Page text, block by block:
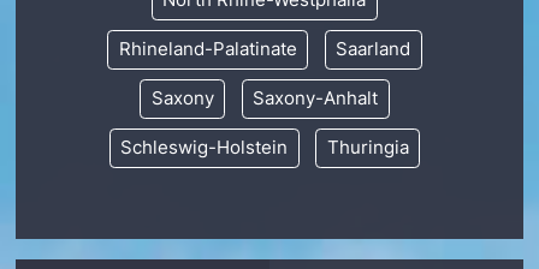
Rhineland-Palatinate Saarland
Saxony Saxony-Anhalt
Schleswig-Holstein Thuringia